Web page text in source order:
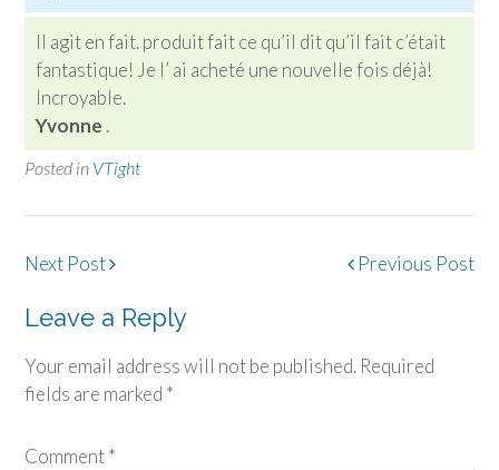
Il agit en fait. produit fait ce qu’il dit qu’il fait c’était
fantastique! Je l’ ai acheté une nouvelle fois déjà!
Incroyable.
Yvonne .
Posted in VTight
Post
Previous Post
Next Post
Leave a Reply
Your email address will not be published. Required
fields are marked *
Comment*